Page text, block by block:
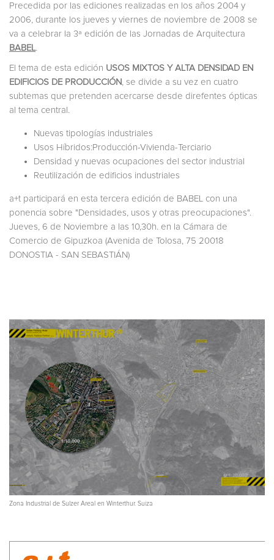
Precedida por las ediciones realizadas en los años 2004 y
2006, durante los jueves y viernes de noviembre de 2008 se
va a celebrar la 3ª edición de las Jornadas de Arquitectura
BABEL.
El tema de esta edición USOS MIXTOS Y ALTA DENSIDAD EN
EDIFICIOS DE PRODUCCIÓN, se divide a su vez en cuatro
subtemas que pretenden acercarse desde direfentes ópticas
al tema central.
Nuevas tipologías industriales
Usos Híbridos:Producción-Vivienda-Terciario
Densidad y nuevas ocupaciones del sector industrial
Reutilización de edificios industriales
a+t participará en esta tercera edición de BABEL con una
ponencia sobre "Densidades, usos y otras preocupaciones".
Jueves, 6 de Noviembre a las 10,30h. en la Cámara de
Comercio de Gipuzkoa (Avenida de Tolosa, 75 20018
DONOSTIA - SAN SEBASTIÁN)
Zona Industrial de Sulzer Areal en Winterthur. Suiza